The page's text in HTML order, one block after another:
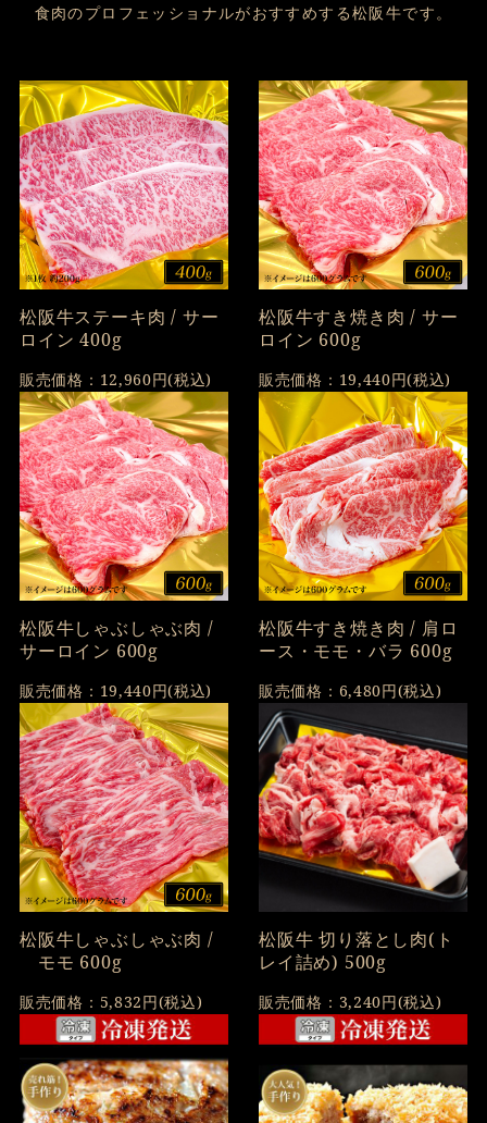
食肉のプロフェッショナルがおすすめする松阪牛です。
松阪牛ステーキ肉 / サー
ロイン 400g
販売価格：12,960円(税込)
松阪牛すき焼き肉 / サー
ロイン 600g
販売価格：19,440円(税込)
松阪牛しゃぶしゃぶ肉 /
サーロイン 600g
販売価格：19,440円(税込)
松阪牛すき焼き肉 / 肩ロ
ース・モモ・バラ 600g
販売価格：6,480円(税込)
松阪牛しゃぶしゃぶ肉 /
モモ 600g
販売価格：5,832円(税込)
松阪牛 切り落とし肉(ト
レイ詰め) 500g
販売価格：3,240円(税込)